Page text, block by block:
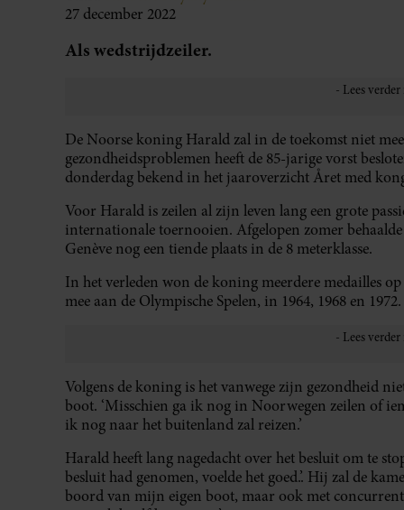
27 december 2022
Als wedstrijdzeiler.
De Noorse koning Harald zal in de toekomst niet
gezondheidsproblemen heeft de 85-jarige vorst
donderdag bekend in het jaaroverzicht Året med
Voor Harald is zeilen al zijn leven lang een grote
internationale toernooien. Afgelopen zomer
Genève nog een tiende plaats in de 8 meterklasse.
In het verleden won de koning meerdere medailles
mee aan de Olympische Spelen, in 1964, 1968 en 1972.
Volgens de koning is het vanwege zijn gezondheid
boot. ‘Misschien ga ik nog in Noorwegen zeilen of
ik nog naar het buitenland zal reizen.’
Harald heeft lang nagedacht over het besluit om te
besluit had genomen, voelde het goed.’. Hij zal de
boord van mijn eigen boot, maar ook met